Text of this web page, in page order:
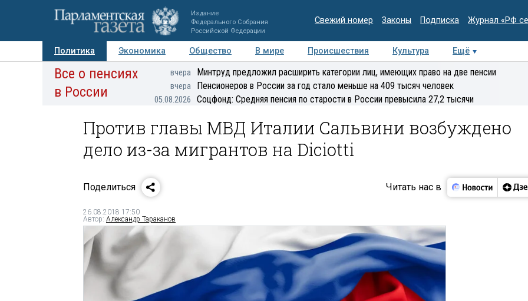
Издание
Федерального Собрания
Российской Федерации
Свежий номер Законы Подписка Журнал «РФ
Политика Экономика Общество В мире Происшествия Культура
Ещё
Авторы Персоны Мнения Регионы Медиацентр Интервью Колумнисты
Все о пенсиях
в России
вчера Минтруд предложил расширить категории лиц, имеющих право на две пенсии
вчера Пенсионеров в России за год стало меньше на 409 тысяч человек
05.08.2026 Соцфонд: Средняя пенсия по старости в России превысила 27,2 тысячи
Против главы МВД Италии Сальвини возбуждено
дело из-за мигрантов на Diciotti
Поделиться Читать нас в
26.08.2018 17:50
Автор: Александр Тараканов